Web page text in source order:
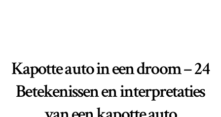
Kapotte auto in een droom – 24
Betekenissen en interpretaties